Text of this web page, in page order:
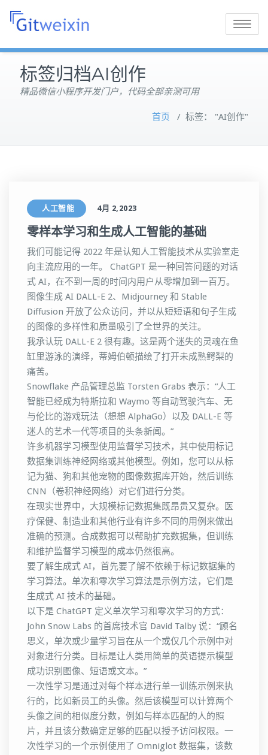
Toggle
标签归档AI创作
精品微信小程序开发门户，代码全部亲测可用
首页 / 标签： "AI创作"
人工智能 4月 2,2023
零样本学习和生成人工智能的基础
我们可能记得 2022 年是认知人工智能技术从实验室走
向主流应用的一年。 ChatGPT 是一种回答问题的对话
式 AI，在不到一周的时间内用户从零增加到一百万。
图像生成 AI DALL-E 2、Midjourney 和 Stable
Diffusion 开放了公众访问，并以从短短语和句子生成
的图像的多样性和质量吸引了全世界的关注。
我承认玩 DALL-E 2 很有趣。这是两个迷失的灵魂在鱼
缸里游泳的演绎，蒂姆伯顿描绘了打开未成熟鳄梨的
痛苦。
Snowflake 产品管理总监 Torsten Grabs 表示：“人工
智能已经成为特斯拉和 Waymo 等自动驾驶汽车、无
与伦比的游戏玩法（想想 AlphaGo）以及 DALL-E 等
迷人的艺术一代等项目的头条新闻。”
许多机器学习模型使用监督学习技术，其中使用标记
数据集训练神经网络或其他模型。例如，您可以从标
记为猫、狗和其他宠物的图像数据库开始，然后训练
CNN（卷积神经网络）对它们进行分类。
在现实世界中，大规模标记数据集既昂贵又复杂。医
疗保健、制造业和其他行业有许多不同的用例来做出
准确的预测。合成数据可以帮助扩充数据集，但训练
和维护监督学习模型的成本仍然很高。
要了解生成式 AI，首先要了解不依赖于标记数据集的
学习算法。单次和零次学习算法是示例方法，它们是
生成式 AI 技术的基础。
以下是 ChatGPT 定义单次学习和零次学习的方式：
John Snow Labs 的首席技术官 David Talby 说：“顾名
思义，单次或少量学习旨在从一个或仅几个示例中对
对象进行分类。目标是让人类用简单的英语提示模型
成功识别图像、短语或文本。”
一次性学习是通过对每个样本进行单一训练示例来执
行的，比如新员工的头像。然后该模型可以计算两个
头像之间的相似度分数，例如与样本匹配的人的照
片，并且该分数确定足够的匹配以授予访问权限。一
次性学习的一个示例使用了 Omniglot 数据集，该数